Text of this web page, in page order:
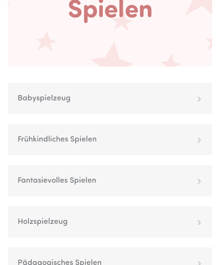
Spielen
Babyspielzeug
Frühkindliches Spielen
Fantasievolles Spielen
Holzspielzeug
Pädagogisches Spielen